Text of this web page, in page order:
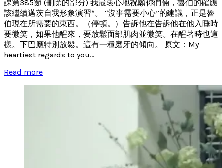
課第385節 (刪除的部分) 我最衷心地祝願你們倆，魯伯的確應
該繼續邁茨自我形象演習*。 “沒事需要小心”的建議，正是魯
伯現在所需要的東西。（停頓。）告訴他在告訴他在他入睡時
要微笑，如果他醒來，要放鬆面部肌肉並微笑。在醒著時也這
樣。下巴應特別放鬆。這有一種磨牙的傾向。 原文：My
heartiest regards to you...
Read more